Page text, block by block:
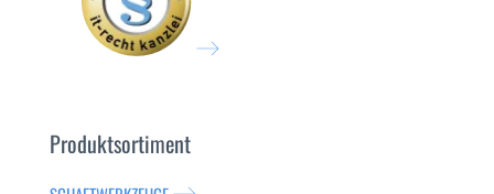
Produktsortiment